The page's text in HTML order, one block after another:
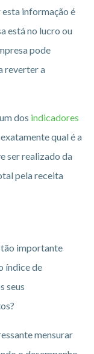
esta informação é
está no lucro ou
pode
reverter a
dos indicadores
qual é a
ser realizado da
pela receita
tão importante
índice de
seus
mensurar